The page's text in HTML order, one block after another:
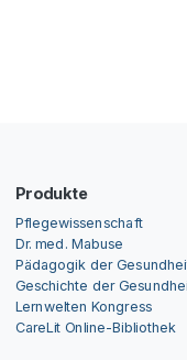
Produkte
Pflegewissenschaft
Dr. med. Mabuse
Pädagogik der
Geschichte der
Lernwelten Kongress
CareLit Online-Bibliothek